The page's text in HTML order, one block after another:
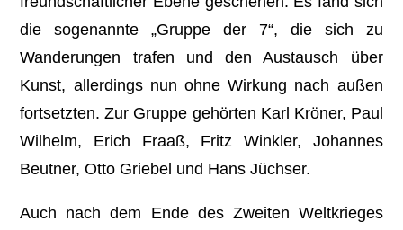
die sogenannte „Gruppe der 7“, die sich zu
Wanderungen trafen und den Austausch über
Kunst, allerdings nun ohne Wirkung nach außen
fortsetzten. Zur Gruppe gehörten Karl Kröner, Paul
Wilhelm, Erich Fraaß, Fritz Winkler, Johannes
Beutner, Otto Griebel und Hans Jüchser.
Auch nach dem Ende des Zweiten Weltkrieges